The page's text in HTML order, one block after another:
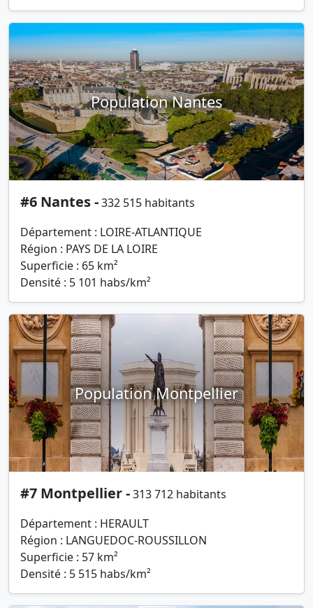
Population Nantes
#6 Nantes -332 515 habitants
Département : LOIRE-ATLANTIQUE
Région : PAYS DE LA LOIRE
Superficie : 65 km²
Densité : 5 101 habs/km²
Population Montpellier
#7 Montpellier -313 712 habitants
Département : HERAULT
Région : LANGUEDOC-ROUSSILLON
Superficie : 57 km²
Densité : 5 515 habs/km²